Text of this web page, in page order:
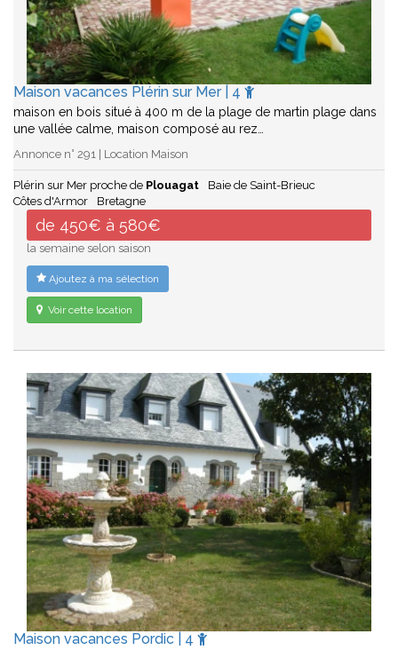
Maison vacances Plérin sur Mer | 4
maison en bois situé à 400 m de la plage de martin plage dans
une vallée calme, maison composé au rez…
Annonce n° 291 | Location Maison
Plérin sur Mer proche de Plouagat
Baie de Saint-Brieuc
Côtes d'Armor
Bretagne
de 450€ à 580€
la semaine selon saison
Ajoutez à ma sélection
Voir cette location
Maison vacances Pordic | 4